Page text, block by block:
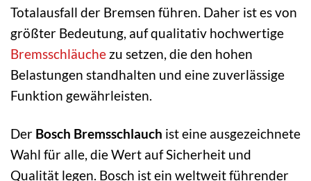
Totalausfall der Bremsen führen. Daher ist es von
größter Bedeutung, auf qualitativ hochwertige
Bremsschläuche zu setzen, die den hohen
Belastungen standhalten und eine zuverlässige
Funktion gewährleisten.
Der Bosch Bremsschlauch ist eine ausgezeichnete
Wahl für alle, die Wert auf Sicherheit und
Qualität legen. Bosch ist ein weltweit führender